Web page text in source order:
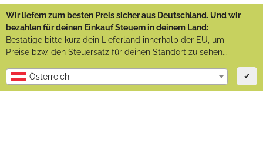
Wir liefern zum besten Preis sicher aus Deutschland. Und wir
bezahlen für deinen Einkauf Steuern in deinem Land:
Bestätige bitte kurz dein Lieferland innerhalb der EU, um
Preise bzw. den Steuersatz für deinen Standort zu sehen...
Österreich ✔